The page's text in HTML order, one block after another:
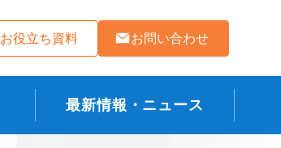
お役立ち資料 お問い合わせ
最新情報・ニュース